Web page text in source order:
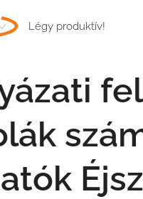
Légy produktív!